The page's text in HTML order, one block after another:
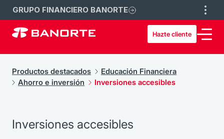
GRUPO FINANCIERO BANORTE
Hazte cliente
Productos destacados
Educación Financiera
Ahorro e inversión
Inversiones accesibles
Inversiones accesibles